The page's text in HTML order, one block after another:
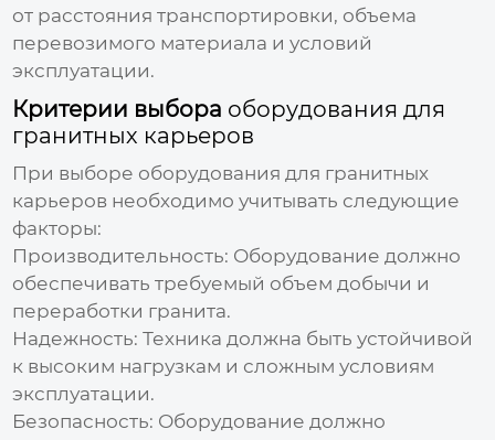
от расстояния транспортировки, объема
перевозимого материала и условий
эксплуатации.
Критерии выбора оборудования для
гранитных карьеров
При выборе оборудования для гранитных
карьеров необходимо учитывать следующие
факторы:
Производительность: Оборудование должно
обеспечивать требуемый объем добычи и
переработки гранита.
Надежность: Техника должна быть устойчивой
к высоким нагрузкам и сложным условиям
эксплуатации.
Безопасность: Оборудование должно